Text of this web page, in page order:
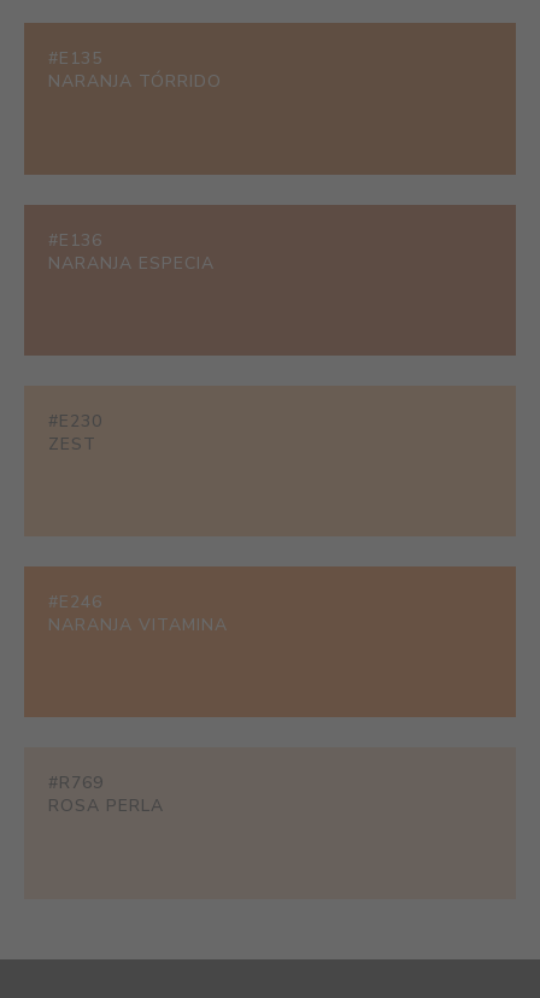
#E135
NARANJA TÓRRIDO
#E136
NARANJA ESPECIA
#E230
ZEST
#E246
NARANJA VITAMINA
#R769
ROSA PERLA